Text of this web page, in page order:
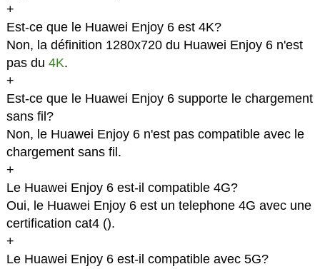
+
Est-ce que le Huawei Enjoy 6 est 4K?
Non, la définition 1280x720 du Huawei Enjoy 6 n'est
pas du 4K.
+
Est-ce que le Huawei Enjoy 6 supporte le chargement
sans fil?
Non, le Huawei Enjoy 6 n'est pas compatible avec le
chargement sans fil.
+
Le Huawei Enjoy 6 est-il compatible 4G?
Oui, le Huawei Enjoy 6 est un telephone 4G avec une
certification cat4 ().
+
Le Huawei Enjoy 6 est-il compatible avec 5G?